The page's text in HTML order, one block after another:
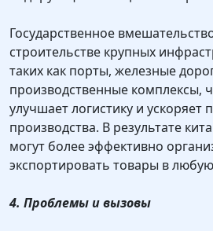
Государственное
строительстве крупных
таких как порты, железные
производственные комплексы,
улучшает логистику и ускоряет
производства. В результате
могут более эффективно
экспортировать товары в
4. Проблемы и вызовы